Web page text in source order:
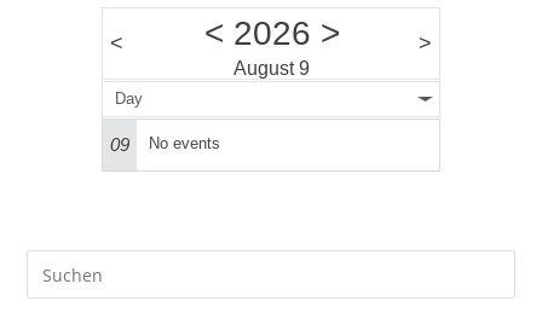
< < 2026 >
August 9
>
Day
09 No events